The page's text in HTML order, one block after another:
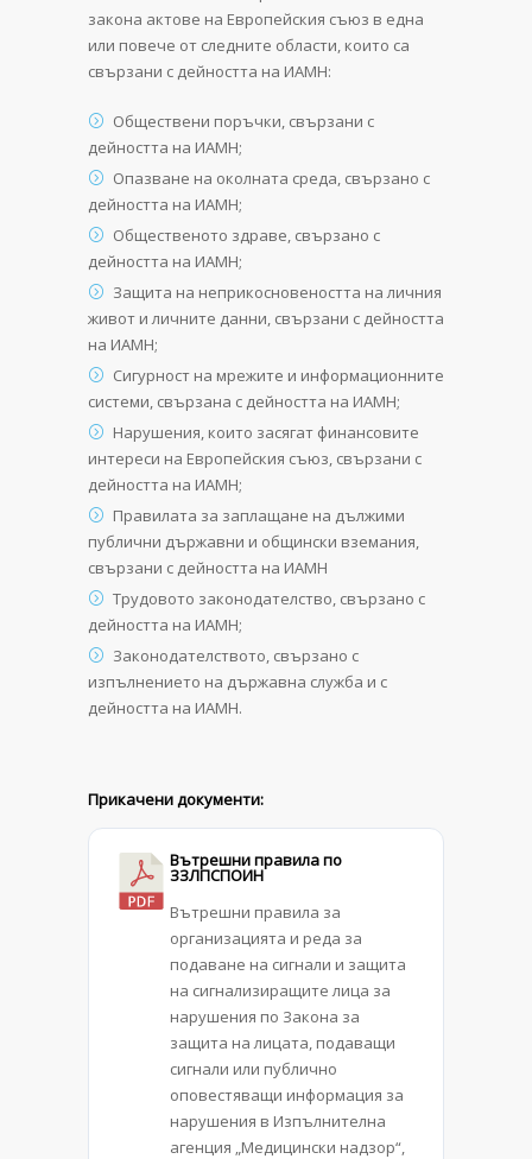
закона актове на Европейския съюз в една
или повече от следните области, които са
свързани с дейността на ИАМН:
Обществени поръчки, свързани с
дейността на ИАМН;
Опазване на околната среда, свързано с
дейността на ИАМН;
Общественото здраве, свързано с
дейността на ИАМН;
Защита на неприкосновеността на личния
живот и личните данни, свързани с дейността
на ИАМН;
Сигурност на мрежите и информационните
системи, свързана с дейността на ИАМН;
Нарушения, които засягат финансовите
интереси на Европейския съюз, свързани с
дейността на ИАМН;
Правилата за заплащане на дължими
публични държавни и общински вземания,
свързани с дейността на ИАМН
Трудовото законодателство, свързано с
дейността на ИАМН;
Законодателството, свързано с
изпълнението на държавна служба и с
дейността на ИАМН.
Прикачени документи:
Вътрешни правила по
ЗЗЛПСПОИН
Вътрешни правила за
организацията и реда за
подаване на сигнали и защита
на сигнализиращите лица за
нарушения по Закона за
защита на лицата, подаващи
сигнали или публично
оповестяващи информация за
нарушения в Изпълнителна
агенция „Медицински надзор“,